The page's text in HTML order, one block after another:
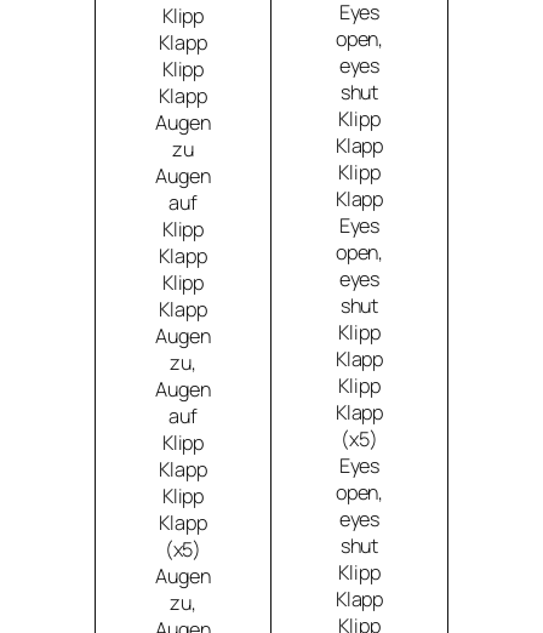
Klipp
Klapp
Klipp
Klapp
Augen
zu
Augen
auf
Klipp
Klapp
Klipp
Klapp
Augen
zu,
Augen
auf
Klipp
Klapp
Klipp
Klapp
(x5)
Augen
zu,
Eyes
open,
eyes
shut
Klipp
Klapp
Klipp
Klapp
Eyes
open,
eyes
shut
Klipp
Klapp
Klipp
Klapp
(x5)
Eyes
open,
eyes
shut
Klipp
Klapp
Klipp